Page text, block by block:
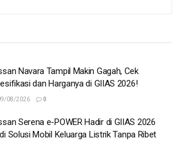
Navara Tampil Makin Gagah, Cek
dan Harganya di GIIAS 2026!
08/2026 0
Serena e-POWER Hadir di GIIAS 2026
Solusi Mobil Keluarga Listrik Tanpa Ribet